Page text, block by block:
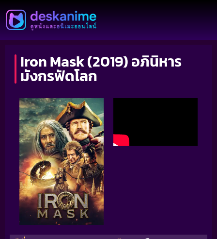
Iron Mask (2019) อภินิหาร
มังกรฟัดโลก